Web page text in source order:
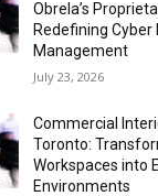
Obrela’s
Redefining Cyber
Management
July 23, 2026
Commercial
Toronto:
Workspaces into
Environments